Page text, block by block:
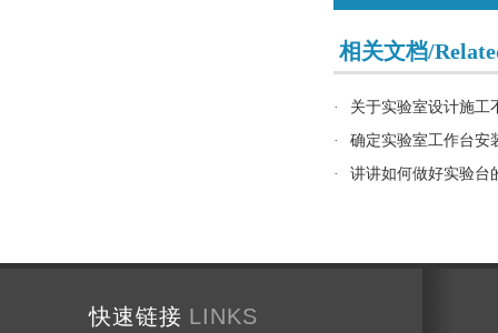
相关文档/
·
关于实验室设计施工
·
确定实验室工作台安
·
讲讲如何做好实验台
快速链接 LINKS